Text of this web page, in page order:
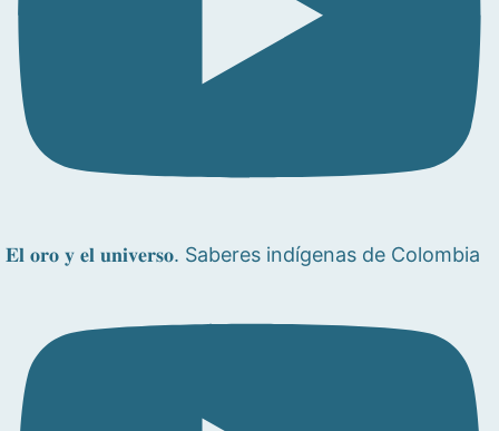
𝐄𝐥 𝐨𝐫𝐨 𝐲 𝐞𝐥 𝐮𝐧𝐢𝐯𝐞𝐫𝐬𝐨. Saberes indígenas de Colombia